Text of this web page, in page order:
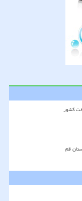
کشور
قم